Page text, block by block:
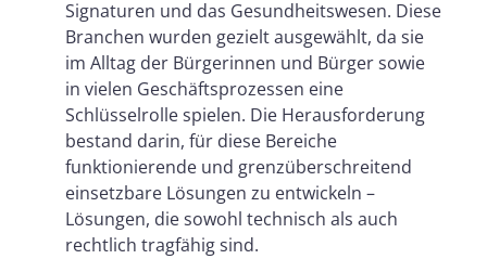
Signaturen und das Gesundheitswesen. Diese
Branchen wurden gezielt ausgewählt, da sie
im Alltag der Bürgerinnen und Bürger sowie
in vielen Geschäftsprozessen eine
Schlüsselrolle spielen. Die Herausforderung
bestand darin, für diese Bereiche
funktionierende und grenzüberschreitend
einsetzbare Lösungen zu entwickeln –
Lösungen, die sowohl technisch als auch
rechtlich tragfähig sind.